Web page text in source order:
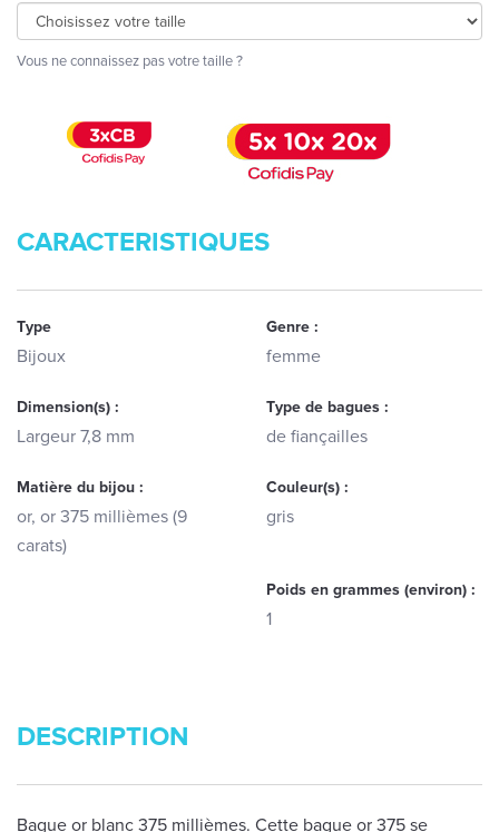
Vous ne connaissez pas votre taille ?
CARACTERISTIQUES
Type
Bijoux
Genre :
femme
Dimension(s) :
Largeur 7,8 mm
Type de bagues :
de fiançailles
Matière du bijou :
or, or 375 millièmes (9
carats)
Couleur(s) :
gris
Poids en grammes (environ) :
1
DESCRIPTION
Bague or blanc 375 millièmes. Cette bague or 375 se